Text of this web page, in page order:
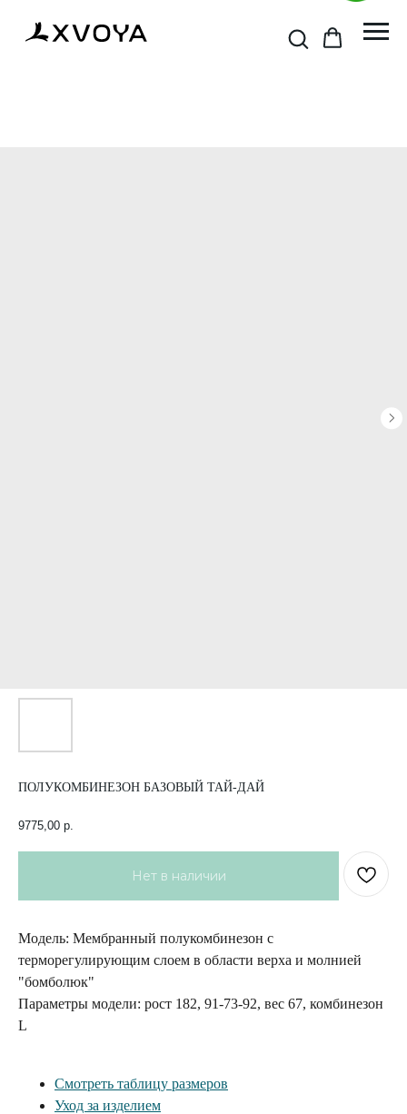
ПОЛУКОМБИНЕЗОН БАЗОВЫЙ ТАЙ-ДАЙ
9775,00 р.
Модель: Мембранный полукомбинезон с
терморегулирующим слоем в области верха и молнией
"бомболюк"
Параметры модели: рост 182, 91-73-92, вес 67, комбинезон
L
Смотреть таблицу размеров
Уход за изделием